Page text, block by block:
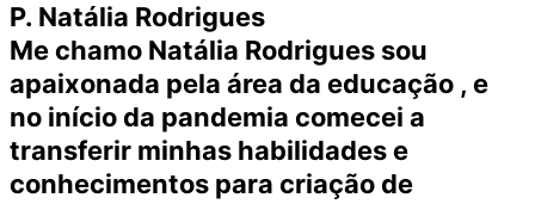
P. Natália Rodrigues
Me chamo Natália Rodrigues sou
apaixonada pela área da educação , e
no início da pandemia comecei a
transferir minhas habilidades e
conhecimentos para criação de